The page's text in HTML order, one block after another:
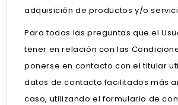
adquisición de productos y/o
Para todas las preguntas que el
tener en relación con las
ponerse en contacto con el titular
datos de contacto facilitados más
caso, utilizando el formulario de